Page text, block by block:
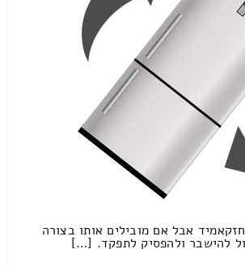
אבל אם מובילים אותו בצורה
להישבר ולהפסיק לתפקד. […]